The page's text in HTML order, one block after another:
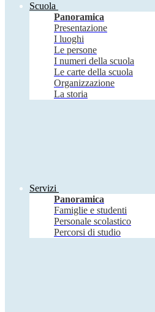
Scuola
Panoramica
Presentazione
I luoghi
Le persone
I numeri della scuola
Le carte della scuola
Organizzazione
La storia
Servizi
Panoramica
Famiglie e studenti
Personale scolastico
Percorsi di studio